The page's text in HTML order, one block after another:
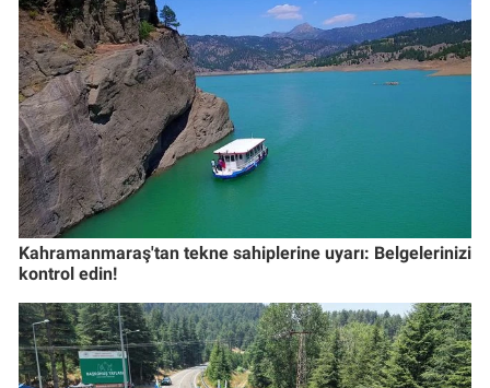
Kahramanmaraş'tan tekne sahiplerine uyarı: Belgelerinizi
kontrol edin!